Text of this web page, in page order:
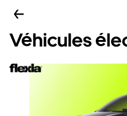
Véhicules